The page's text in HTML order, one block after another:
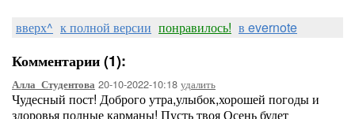
вверх^ к полной версии понравилось! в evernote
Комментарии (1):
Алла_Студентова 20-10-2022-10:18 удалить
Чудесный пост! Доброго утра,улыбок,хорошей погоды и
здоровья полные карманы! Пусть твоя Осень будет